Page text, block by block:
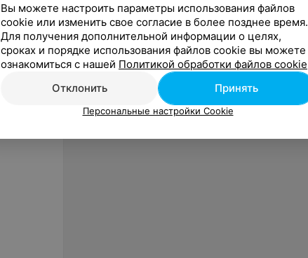
«Пралеска»
Вы можете настроить параметры использования файлов
cookie или изменить свое согласие в более позднее время.
Для получения дополнительной информации о целях,
сроках и порядке использования файлов cookie вы можете
ознакомиться с нашей Политикой обработки файлов cookie
Отклонить
Принять
Персональные настройки Cookie